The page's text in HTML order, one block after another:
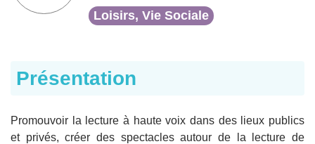
Loisirs, Vie Sociale
Présentation
Promouvoir la lecture à haute voix dans des lieux publics
et privés, créer des spectacles autour de la lecture de